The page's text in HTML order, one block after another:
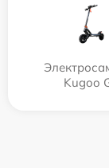
Kugoo